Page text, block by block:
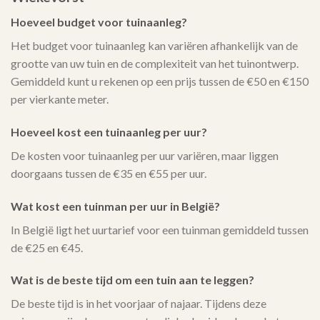
Hoeveel budget voor tuinaanleg?
Het budget voor tuinaanleg kan variëren afhankelijk van de
grootte van uw tuin en de complexiteit van het tuinontwerp.
Gemiddeld kunt u rekenen op een prijs tussen de €50 en €150
per vierkante meter.
Hoeveel kost een tuinaanleg per uur?
De kosten voor tuinaanleg per uur variëren, maar liggen
doorgaans tussen de €35 en €55 per uur.
Wat kost een tuinman per uur in België?
In België ligt het uurtarief voor een tuinman gemiddeld tussen
de €25 en €45.
Wat is de beste tijd om een tuin aan te leggen?
De beste tijd is in het voorjaar of najaar. Tijdens deze